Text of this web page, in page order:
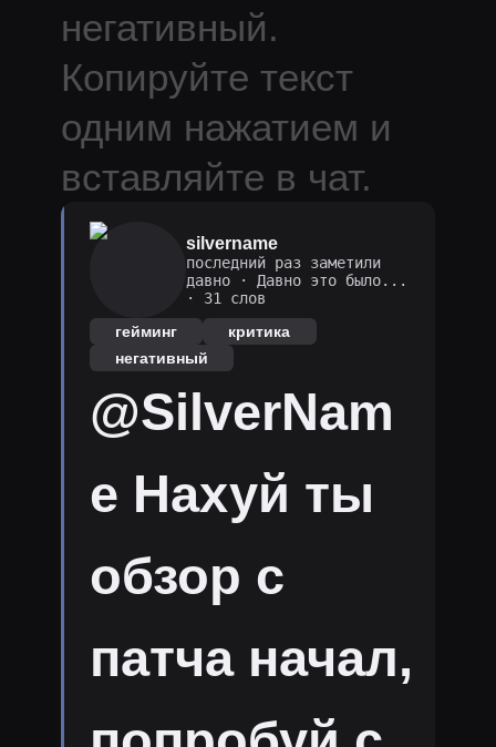
негативный.
Копируйте текст
одним нажатием и
вставляйте в чат.
silvername
последний раз заметили
давно·
Давно это было...
· 31 слов
гейминг
критика
негативный
@SilverNam
e Нахуй ты
обзор с
патча начал,